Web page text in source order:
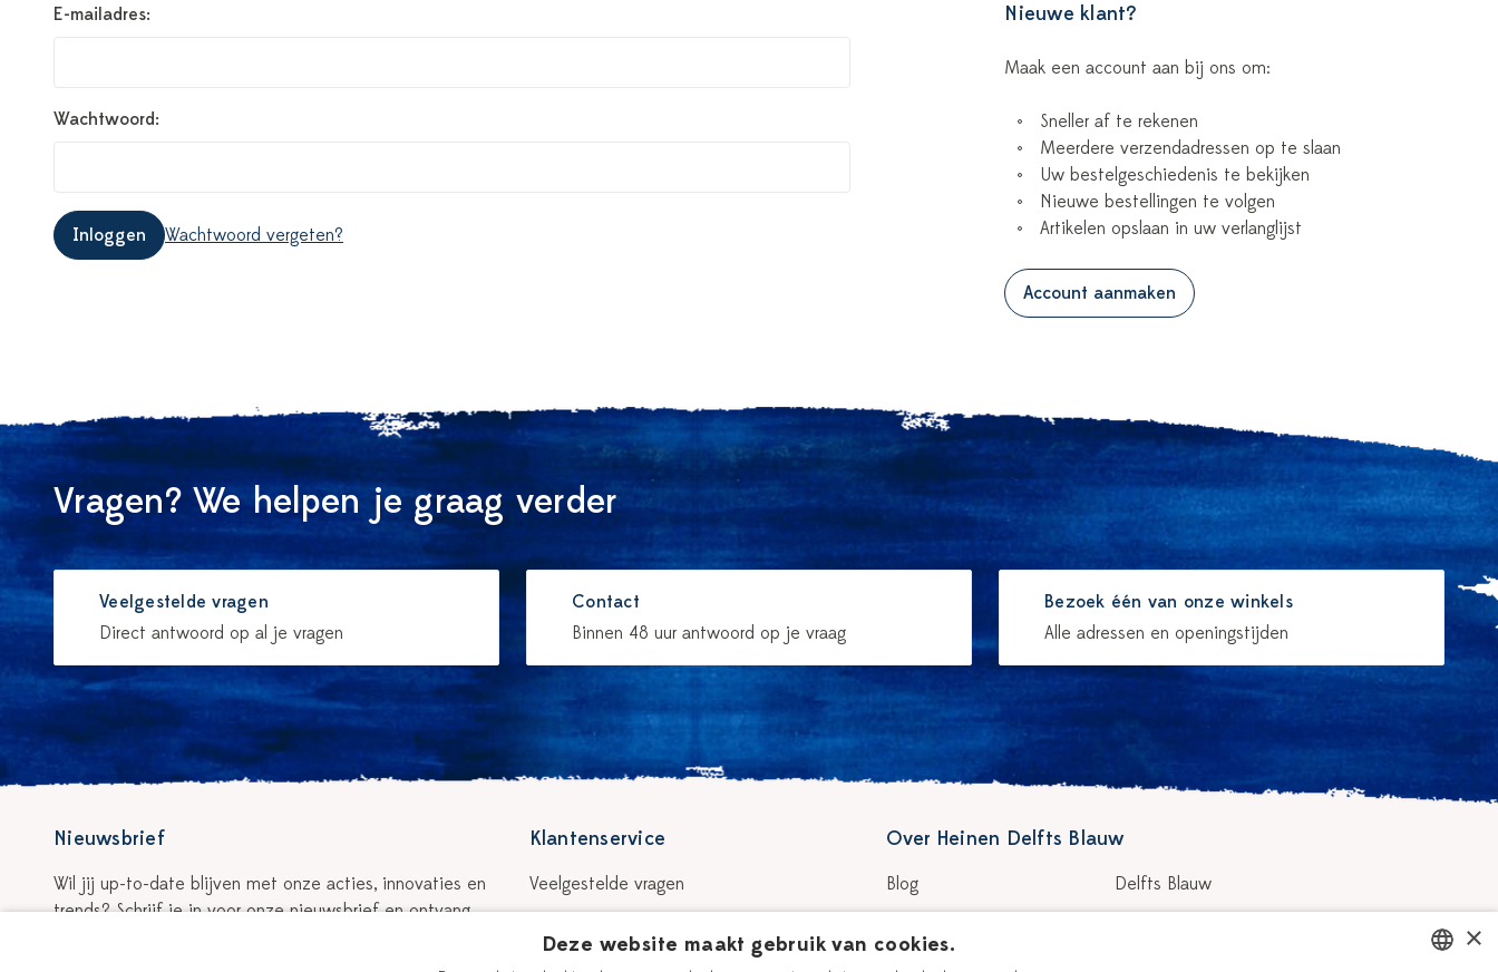
E-mailadres:
Wachtwoord:
Inloggen Wachtwoord vergeten?
Nieuwe klant?
Maak een account aan bij ons om:
Sneller af te rekenen
Meerdere verzendadressen op te slaan
Uw bestelgeschiedenis te bekijken
Nieuwe bestellingen te volgen
Artikelen opslaan in uw verlanglijst
Account aanmaken
Vragen? We helpen je graag verder
Veelgestelde vragen
Direct antwoord op al je vragen
Contact
Binnen 48 uur antwoord op je vraag
Bezoek één van onze winkels
Alle adressen en openingstijden
Nieuwsbrief
Wil jij up-to-date blijven met onze acties, innovaties en
trends? Schrijf je in voor onze nieuwsbrief en ontvang
Klantenservice
Veelgestelde vragen
Retour & garantie
Over Heinen Delfts Blauw
Blog
Onze plateelschilders
Delfts Blauw
×
Deze website maakt gebruik van cookies.